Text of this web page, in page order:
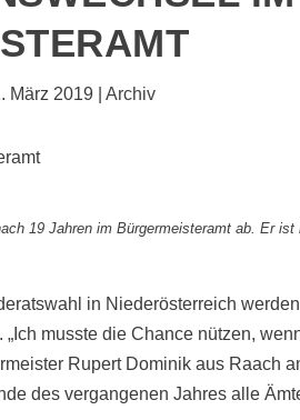
März 2019 |Archiv
19 Jahren im Bürgermeisteramt ab. Er ist
in Niederösterreich
musste die Chance nützen,
Rupert Dominik aus Raach
des vergangenen Jahres alle